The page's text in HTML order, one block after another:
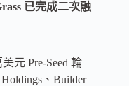
已完成二次融
元 Pre-Seed 輪
、Builder